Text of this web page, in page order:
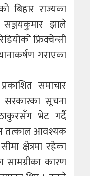
बिहार राज्यका
सञ्जयकुमार झाले
फ्रिक्वेन्सी
गराएका
समाचार
सूचना
भेट गर्दै
तत्काल आवश्यक
क्षेत्रमा रहेका
कारण